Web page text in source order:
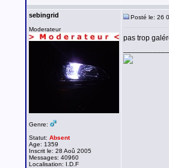
sebingrid
Moderateur
Genre:
Statut: Absent
Age: 1359
Inscrit le: 28 Aoû 2005
Messages: 40960
Localisation: I.D.F
Posté le: 26
pas trop